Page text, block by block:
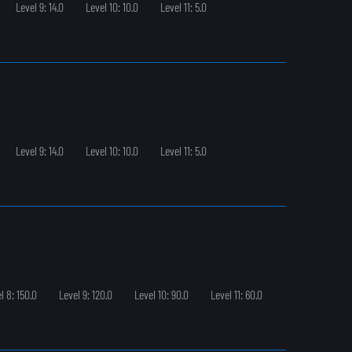
Level 9: 14.0 Level 10: 10.0
Level 11: 5.0
Level 9: 14.0 Level 10: 10.0
Level 11: 5.0
8: 150.0 Level 9: 120.0 Level 10: 90.0
Level 11: 60.0